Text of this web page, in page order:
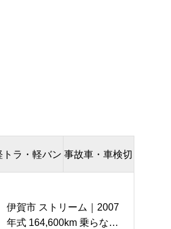
トラ・軽バン 事故車・車検切
伊賀市 ストリーム｜2007
年式 164,600km 乗らなく
名張市 ハイゼットトラッ
ク｜2020年式 2,925km 極
名張市 ワゴンＲ｜事故
車（前大破）